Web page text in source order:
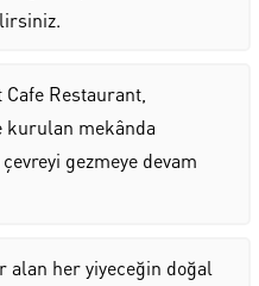
Restaurant,
kurulan mekânda
gezmeye devam
alan her yiyeceğin doğal